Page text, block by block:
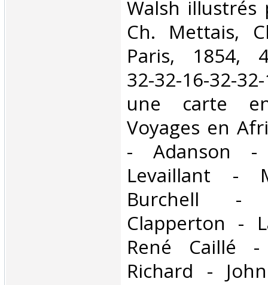
Walsh
Ch. Mettais,
Paris, 1854,
32-32-16-32-
une carte
Voyages en
- Adanson -
Levaillant -
Burchell -
Clapperton -
René Caillé
Richard -